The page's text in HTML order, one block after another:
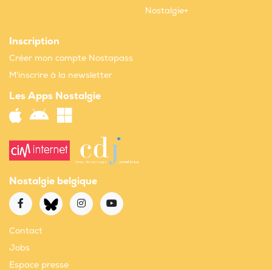
Nostalgie+
Inscription
Créer mon compte Nostapass
M'inscrire à la newsletter
Les Apps Nostalgie
Nostalgie belgique
Contact
Jobs
Espace presse